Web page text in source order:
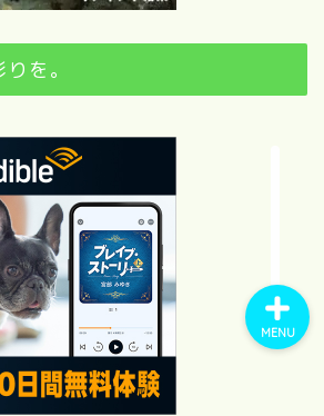
を。
MENU
娘。歴代オーディション全記
ング娘。の“通好み14曲”を語
らせてください｜在宅ファン